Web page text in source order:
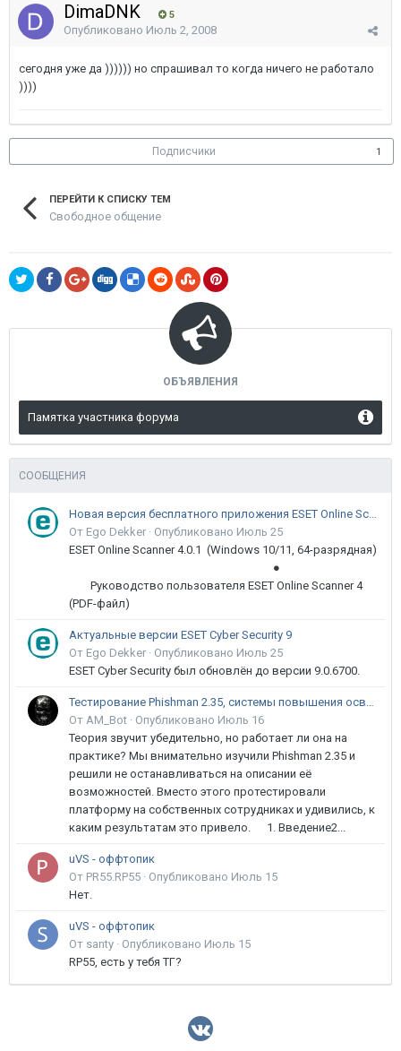
DimaDNK 5
Опубликовано Июль 2, 2008
сегодня уже да )))))) но спрашивал то когда ничего не работало
))))
Подписчики 1
ПЕРЕЙТИ К СПИСКУ ТЕМ
Свободное общение
ОБЪЯВЛЕНИЯ
Памятка участника форума
СООБЩЕНИЯ
Новая версия бесплатного приложения ESET Online Scanner доступна пользователям
От Ego Dekker · Опубликовано Июль 25
ESET Online Scanner 4.0.1 (Windows 10/11, 64-разрядная)
●
Руководство пользователя ESET Online Scanner 4
(PDF-файл)
Актуальные версии ESET Cyber Security 9
От Ego Dekker · Опубликовано Июль 25
ESET Cyber Security был обновлён до версии 9.0.6700.
Тестирование Phishman 2.35, системы повышения осведомлённости пользователей в сфере ИБ
От AM_Bot · Опубликовано Июль 16
Теория звучит убедительно, но работает ли она на
практике? Мы внимательно изучили Phishman 2.35 и
решили не останавливаться на описании её
возможностей. Вместо этого протестировали
платформу на собственных сотрудниках и удивились, к
каким результатам это привело. 1. Введение2...
uVS - оффтопик
От PR55.RP55 · Опубликовано Июль 15
Нет.
uVS - оффтопик
От santy · Опубликовано Июль 15
RP55, есть у тебя ТГ?